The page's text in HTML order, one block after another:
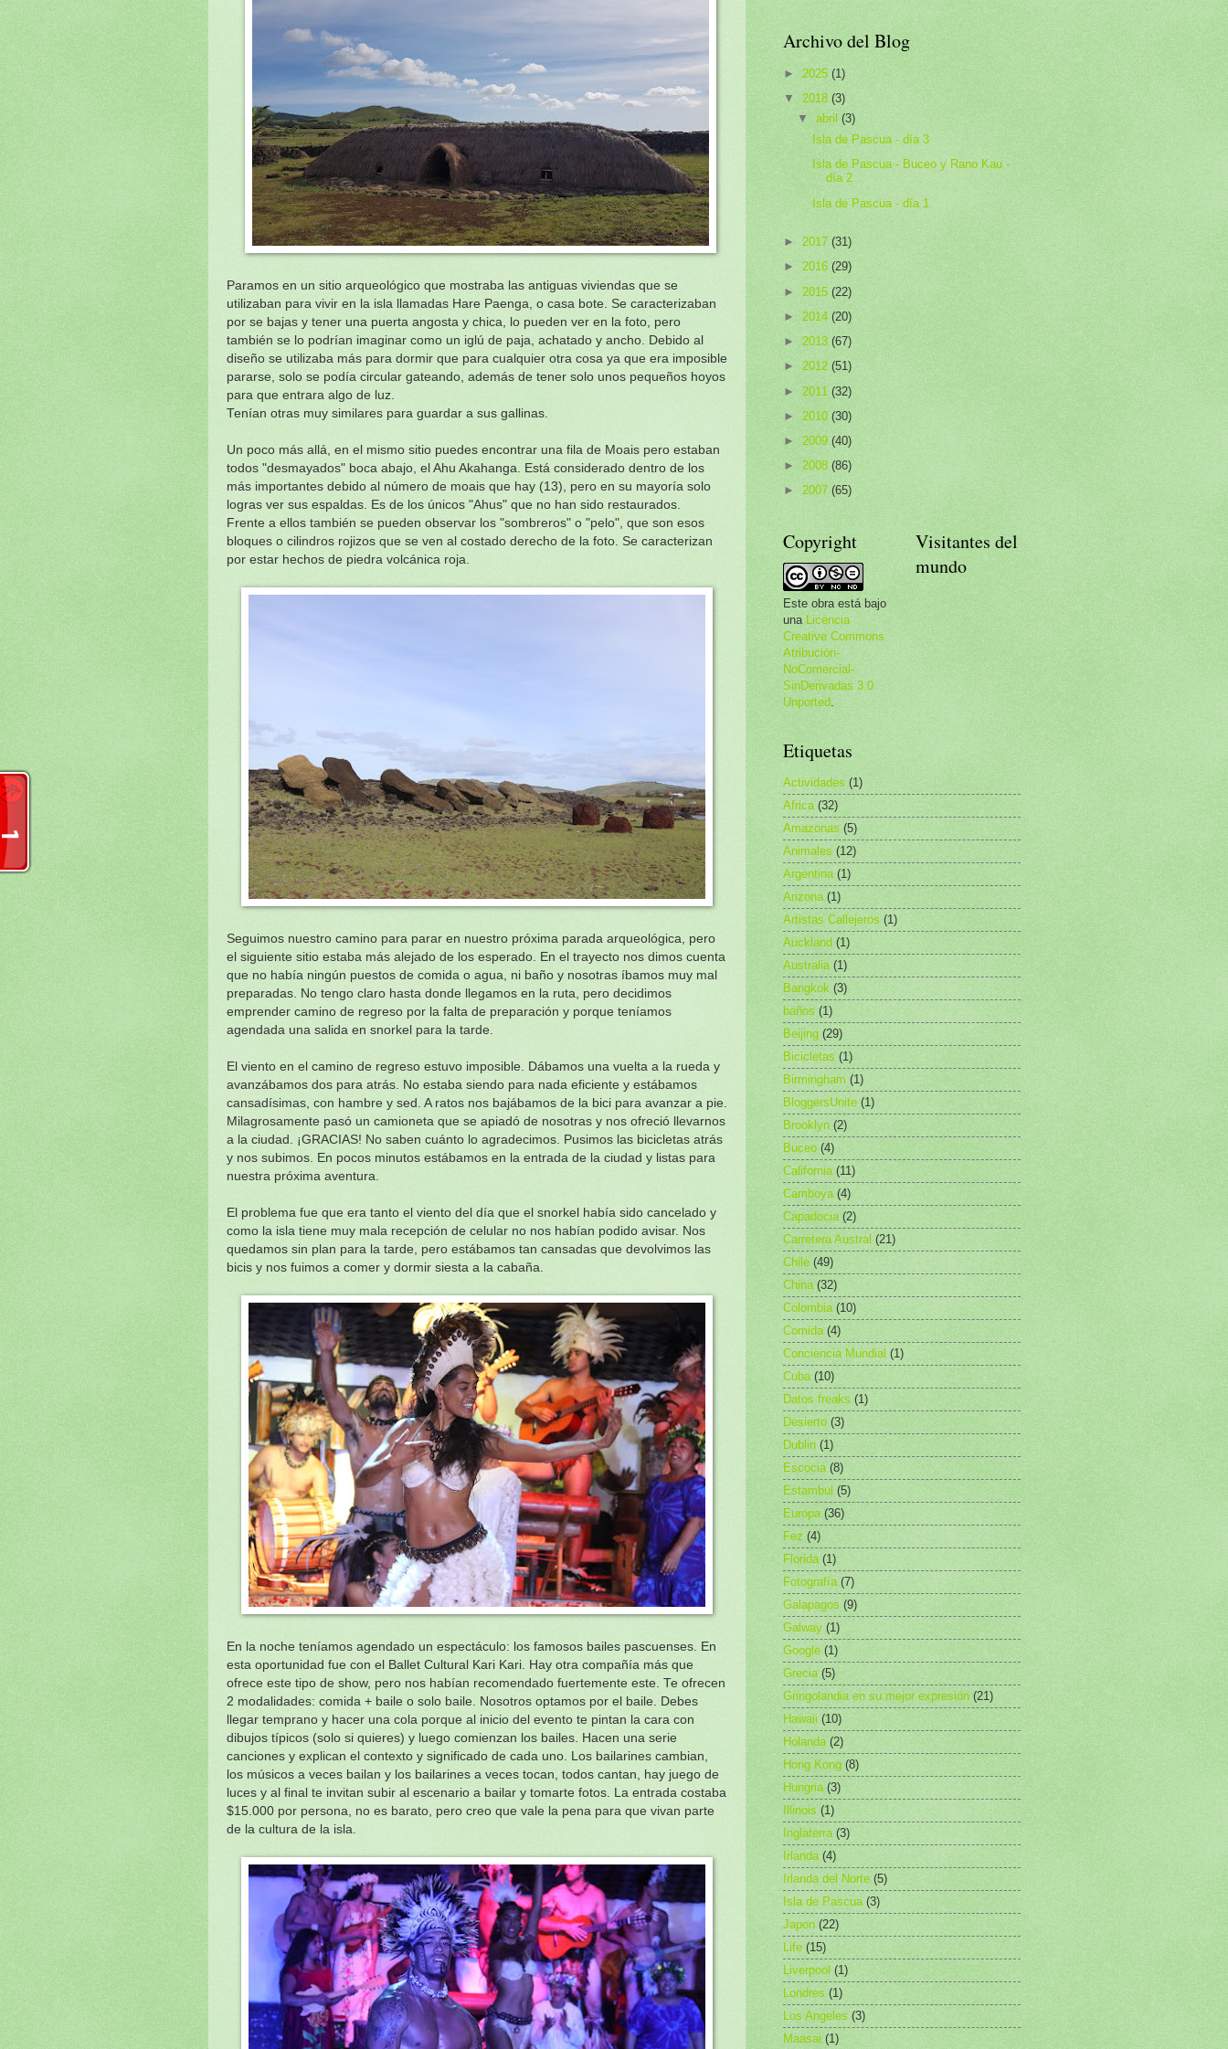
Paramos en un sitio arqueológico que mostraba las antiguas viviendas que se
utilizaban para vivir en la isla llamadas Hare Paenga, o casa bote. Se caracterizaban
por se bajas y tener una puerta angosta y chica, lo pueden ver en la foto, pero
también se lo podrían imaginar como un iglú de paja, achatado y ancho. Debido al
diseño se utilizaba más para dormir que para cualquier otra cosa ya que era imposible
pararse, solo se podía circular gateando, además de tener solo unos pequeños hoyos
para que entrara algo de luz.
Tenían otras muy similares para guardar a sus gallinas.
Un poco más allá, en el mismo sitio puedes encontrar una fila de Moais pero estaban
todos "desmayados" boca abajo, el Ahu Akahanga. Está considerado dentro de los
más importantes debido al número de moais que hay (13), pero en su mayoría solo
logras ver sus espaldas. Es de los únicos "Ahus" que no han sido restaurados.
Frente a ellos también se pueden observar los "sombreros" o "pelo", que son esos
bloques o cilindros rojizos que se ven al costado derecho de la foto. Se caracterizan
por estar hechos de piedra volcánica roja.
Seguimos nuestro camino para parar en nuestro próxima parada arqueológica, pero
el siguiente sitio estaba más alejado de los esperado. En el trayecto nos dimos cuenta
que no había ningún puestos de comida o agua, ni baño y nosotras íbamos muy mal
preparadas. No tengo claro hasta donde llegamos en la ruta, pero decidimos
emprender camino de regreso por la falta de preparación y porque teníamos
agendada una salida en snorkel para la tarde.
El viento en el camino de regreso estuvo imposible. Dábamos una vuelta a la rueda y
avanzábamos dos para atrás. No estaba siendo para nada eficiente y estábamos
cansadísimas, con hambre y sed. A ratos nos bajábamos de la bici para avanzar a pie.
Milagrosamente pasó un camioneta que se apiadó de nosotras y nos ofreció llevarnos
a la ciudad. ¡GRACIAS! No saben cuánto lo agradecimos. Pusimos las bicicletas atrás
y nos subimos. En pocos minutos estábamos en la entrada de la ciudad y listas para
nuestra próxima aventura.
El problema fue que era tanto el viento del día que el snorkel había sido cancelado y
como la isla tiene muy mala recepción de celular no nos habían podido avisar. Nos
quedamos sin plan para la tarde, pero estábamos tan cansadas que devolvimos las
bicis y nos fuimos a comer y dormir siesta a la cabaña.
En la noche teníamos agendado un espectáculo: los famosos bailes pascuenses. En
esta oportunidad fue con el Ballet Cultural Kari Kari. Hay otra compañía más que
ofrece este tipo de show, pero nos habían recomendado fuertemente este. Te ofrecen
2 modalidades: comida + baile o solo baile. Nosotros optamos por el baile. Debes
llegar temprano y hacer una cola porque al inicio del evento te pintan la cara con
dibujos típicos (solo si quieres) y luego comienzan los bailes. Hacen una serie
canciones y explican el contexto y significado de cada uno. Los bailarines cambian,
los músicos a veces bailan y los bailarines a veces tocan, todos cantan, hay juego de
luces y al final te invitan subir al escenario a bailar y tomarte fotos. La entrada costaba
$15.000 por persona, no es barato, pero creo que vale la pena para que vivan parte
de la cultura de la isla.
Archivo del Blog
► 2025 (1)
▼ 2018 (3)
▼abril(3)
Isla de Pascua - día 3
Isla de Pascua - Buceo y Rano Kau -
día 2
Isla de Pascua - día 1
► 2017 (31)
► 2016 (29)
► 2015 (22)
► 2014 (20)
► 2013 (67)
► 2012 (51)
► 2011 (32)
► 2010 (30)
► 2009 (40)
► 2008 (86)
► 2007 (65)
Copyright
Este obra está bajo
una
Licencia
Creative Commons
Atribución-
NoComercial-
SinDerivadas 3.0
Unported
Visitantes del
mundo
Etiquetas
Actividades (1)
Africa (32)
Amazonas (5)
Animales (12)
Argentina (1)
Arizona (1)
Artistas Callejeros (1)
Auckland (1)
Australia (1)
Bangkok (3)
baños (1)
Beijing (29)
Bicicletas (1)
Birmingham (1)
BloggersUnite (1)
Brooklyn (2)
Buceo (4)
California (11)
Camboya (4)
Capadocia (2)
Carretera Austral (21)
Chile (49)
China (32)
Colombia (10)
Comida (4)
Conciencia Mundial (1)
Cuba (10)
Datos freaks (1)
Desierto (3)
Dublin (1)
Escocia (8)
Estambul (5)
Europa (36)
Fez (4)
Florida (1)
Fotografía (7)
Galapagos (9)
Galway (1)
Google (1)
Grecia (5)
Gringolandia en su mejor expresión (21)
Hawaii (10)
Holanda (2)
Hong Kong (8)
Hungria (3)
Illinois (1)
Inglaterra (3)
Irlanda (4)
Irlanda del Norte (5)
Isla de Pascua (3)
Japon (22)
Life (15)
Liverpool (1)
Londres (1)
Los Angeles (3)
Maasai (1)